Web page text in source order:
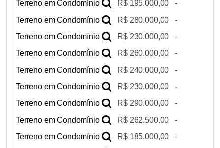
Terreno em Condomínio R$ 195.000,00
-
Terreno em Condomínio
R$ 280.000,00
-
Terreno em Condomínio
R$ 230.000,00
-
Terreno em Condomínio
R$ 260.000,00
-
Terreno em Condomínio
R$ 240.000,00
-
Terreno em Condomínio
R$ 230.000,00
-
Terreno em Condomínio
R$ 290.000,00
-
Terreno em Condomínio
R$ 262.500,00
-
Terreno em Condomínio
R$ 185.000,00
-